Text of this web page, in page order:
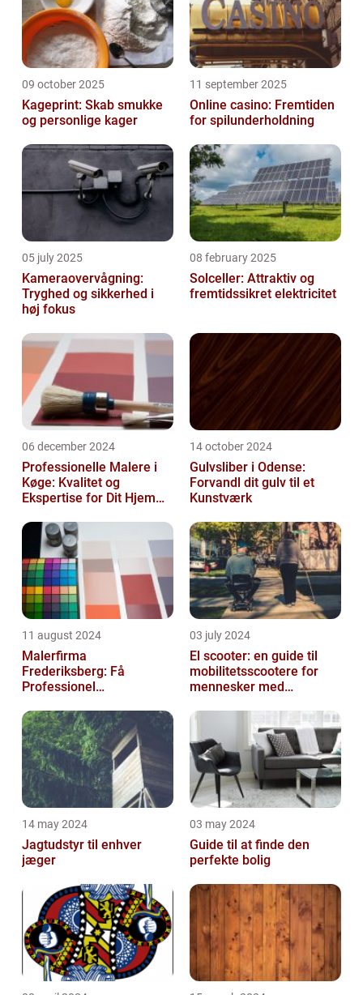
09 october 2025
Kageprint: Skab smukke
og personlige kager
11 september 2025
Online casino: Fremtiden
for spilunderholdning
05 july 2025
Kameraovervågning:
Tryghed og sikkerhed i
høj fokus
08 february 2025
Solceller: Attraktiv og
fremtidssikret elektricitet
06 december 2024
Professionelle Malere i
Køge: Kvalitet og
Ekspertise for Dit Hjem
14 october 2024
Gulvsliber i Odense:
Forvandl dit gulv til et
Kunstværk
11 august 2024
Malerfirma
Frederiksberg: Få
Professionel
eller virksomhed
03 july 2024
El scooter: en guide til
mobilitetsscootere for
mennesker med
14 may 2024
Jagtudstyr til enhver
jæger
03 may 2024
Guide til at finde den
perfekte bolig